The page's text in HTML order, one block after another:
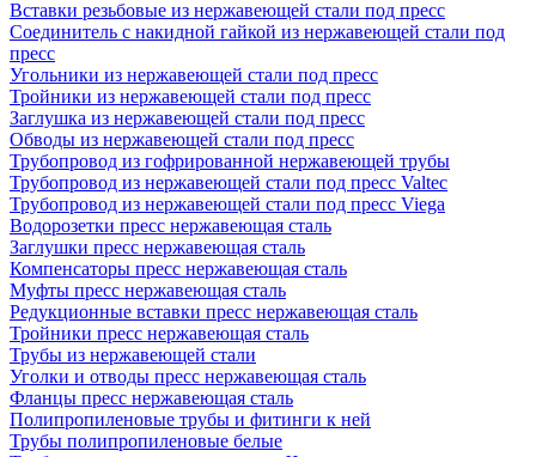
Вставки резьбовые из нержавеющей стали под пресс
Соединитель с накидной гайкой из нержавеющей стали под
пресс
Угольники из нержавеющей стали под пресс
Тройники из нержавеющей стали под пресс
Заглушка из нержавеющей стали под пресс
Обводы из нержавеющей стали под пресс
Трубопровод из гофрированной нержавеющей трубы
Трубопровод из нержавеющей стали под пресс Valtec
Трубопровод из нержавеющей стали под пресс Viega
Водорозетки пресс нержавеющая сталь
Заглушки пресс нержавеющая сталь
Компенсаторы пресс нержавеющая сталь
Муфты пресс нержавеющая сталь
Редукционные вставки пресс нержавеющая сталь
Тройники пресс нержавеющая сталь
Трубы из нержавеющей стали
Уголки и отводы пресс нержавеющая сталь
Фланцы пресс нержавеющая сталь
Полипропиленовые трубы и фитинги к ней
Трубы полипропиленовые белые